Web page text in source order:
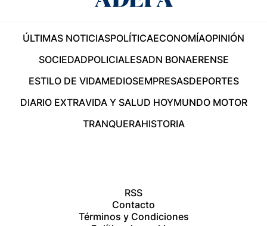
ÚLTIMAS NOTICIASPOLÍTICAECONOMÍAOPINIÓN
SOCIEDADPOLICIALESADN BONAERENSE
ESTILO DE VIDAMEDIOSEMPRESASDEPORTES
DIARIO EXTRAVIDA Y SALUD HOYMUNDO MOTOR
TRANQUERAHISTORIA
RSS
Contacto
Términos y Condiciones